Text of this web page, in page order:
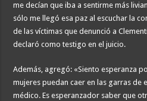
me decían que iba a sentirme más
sólo me llegó esa paz al escuchar la
de las víctimas que denunció a
declaró como testigo en el juicio.
Además, agregó: «Siento esperanza
mujeres puedan caer en las garras
médico. Es esperanzador saber que